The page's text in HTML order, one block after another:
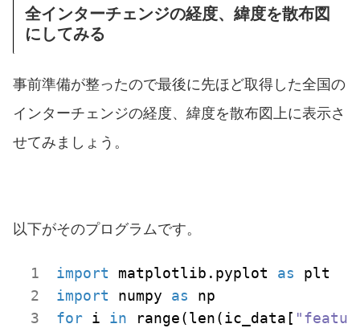
全インターチェンジの経度、緯度を散布図
にしてみる
事前準備が整ったので最後に先ほど取得した全国の
インターチェンジの経度、緯度を散布図上に表示さ
せてみましょう。
以下がそのプログラムです。
import matplotlib.pyplot as
import numpy as
for i in range(len(ic_data[